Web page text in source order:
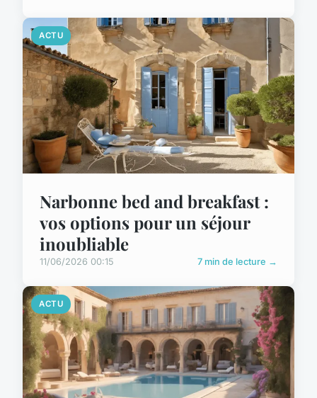
ACTU
Narbonne bed and breakfast :
vos options pour un séjour
inoubliable
11/06/2026 00:15 7 min de lecture →
ACTU